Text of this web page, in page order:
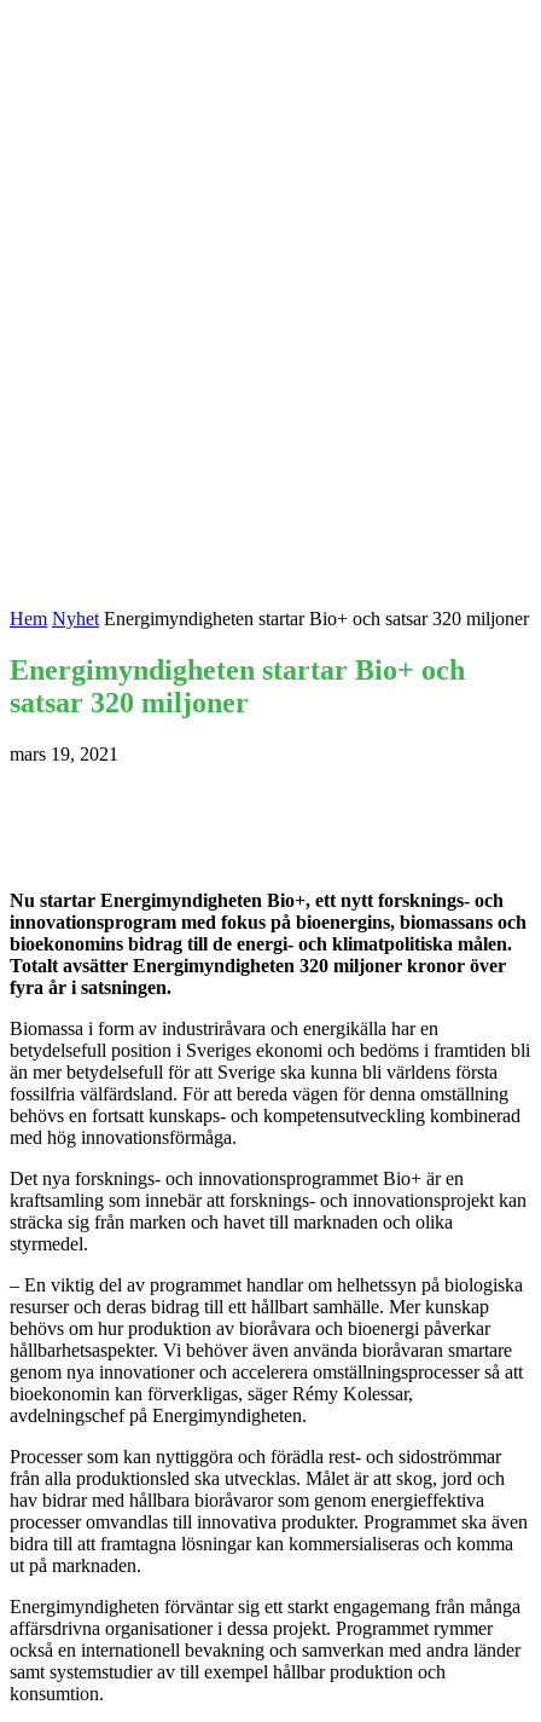
Hem Nyhet Energimyndigheten startar Bio+ och satsar 320 miljoner
Energimyndigheten startar Bio+ och
satsar 320 miljoner
mars 19, 2021
Nu startar Energimyndigheten Bio+, ett nytt forsknings- och
innovationsprogram med fokus på bioenergins, biomassans och
bioekonomins bidrag till de energi- och klimatpolitiska målen.
Totalt avsätter Energimyndigheten 320 miljoner kronor över
fyra år i satsningen.
Biomassa i form av industriråvara och energikälla har en
betydelsefull position i Sveriges ekonomi och bedöms i framtiden bli
än mer betydelsefull för att Sverige ska kunna bli världens första
fossilfria välfärdsland. För att bereda vägen för denna omställning
behövs en fortsatt kunskaps- och kompetensutveckling kombinerad
med hög innovationsförmåga.
Det nya forsknings- och innovationsprogrammet Bio+ är en
kraftsamling som innebär att forsknings- och innovationsprojekt kan
sträcka sig från marken och havet till marknaden och olika
styrmedel.
– En viktig del av programmet handlar om helhetssyn på biologiska
resurser och deras bidrag till ett hållbart samhälle. Mer kunskap
behövs om hur produktion av bioråvara och bioenergi påverkar
hållbarhetsaspekter. Vi behöver även använda bioråvaran smartare
genom nya innovationer och accelerera omställningsprocesser så att
bioekonomin kan förverkligas, säger Rémy Kolessar,
avdelningschef på Energimyndigheten.
Processer som kan nyttiggöra och förädla rest- och sidoströmmar
från alla produktionsled ska utvecklas. Målet är att skog, jord och
hav bidrar med hållbara bioråvaror som genom energieffektiva
processer omvandlas till innovativa produkter. Programmet ska även
bidra till att framtagna lösningar kan kommersialiseras och komma
ut på marknaden.
Energimyndigheten förväntar sig ett starkt engagemang från många
affärsdrivna organisationer i dessa projekt. Programmet rymmer
också en internationell bevakning och samverkan med andra länder
samt systemstudier av till exempel hållbar produktion och
konsumtion.